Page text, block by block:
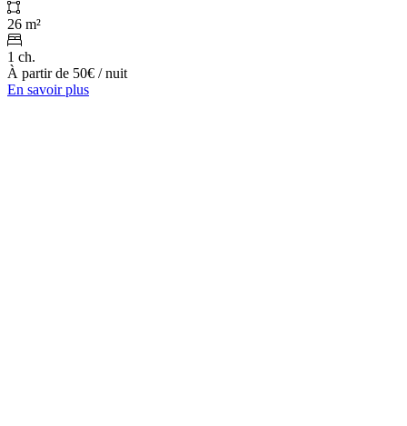
26 m²
1 ch.
À partir de 50€ / nuit
En savoir plus